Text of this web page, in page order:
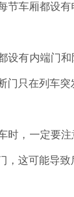
节车厢都设
设有内端门
门只在列车突
时，一定要
，这可能导致